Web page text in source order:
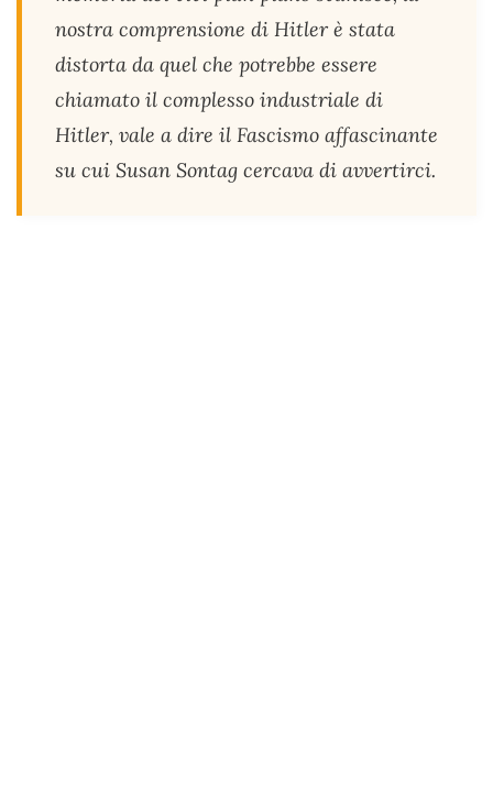
nostra comprensione di Hitler è stata
distorta da quel che potrebbe essere
chiamato il complesso industriale di
Hitler, vale a dire il Fascismo affascinante
su cui Susan Sontag cercava di avvertirci.